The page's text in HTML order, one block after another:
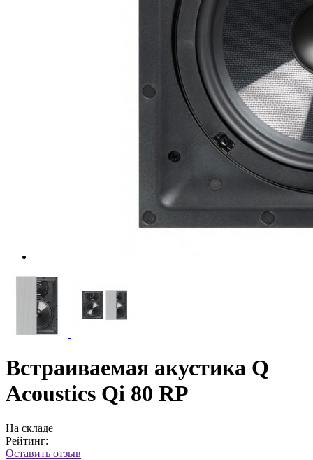
Встраиваемая акустика Q
Acoustics Qi 80 RP
На складе
Рейтинг:
Оставить отзыв